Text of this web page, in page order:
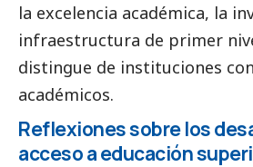
la excelencia académica, la
infraestructura de primer
distingue de instituciones
académicos.
Reflexiones sobre los
acceso a educación